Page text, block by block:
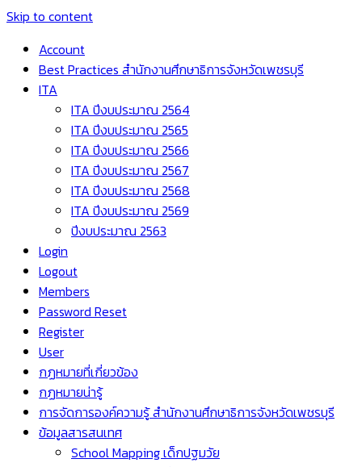
Skip to content
Account
Best Practices สำนักงานศึกษาธิการจังหวัดเพชรบุรี
ITA
ITA ปีงบประมาณ 2564
ITA ปีงบประมาณ 2565
ITA ปีงบประมาณ 2566
ITA ปีงบประมาณ 2567
ITA ปีงบประมาณ 2568
ITA ปีงบประมาณ 2569
ปีงบประมาณ 2563
Login
Logout
Members
Password Reset
Register
User
กฏหมายที่เกี่ยวข้อง
กฏหมายน่ารู้
การจัดการองค์ความรู้ สำนักงานศึกษาธิการจังหวัดเพชรบุรี
ข้อมูลสารสนเทศ
School Mapping เด็กปฐมวัย